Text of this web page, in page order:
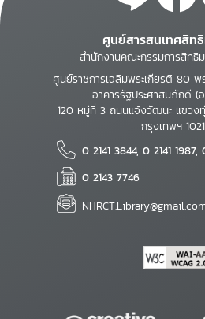
ศูนย์สารสนเทศสิท
สำนักงานคณะกรรมการสิทธิ
ศูนย์ราชการเฉลิมพระเกียรติ 80
อาคารรัฐประศาสนภักดี (
120 หมู่ที่ 3 ถนนแจ้งวัฒนะ แขวง
กรุงเทพฯ
0 2141 3844, 0 2141 1987,
0 2143 7746